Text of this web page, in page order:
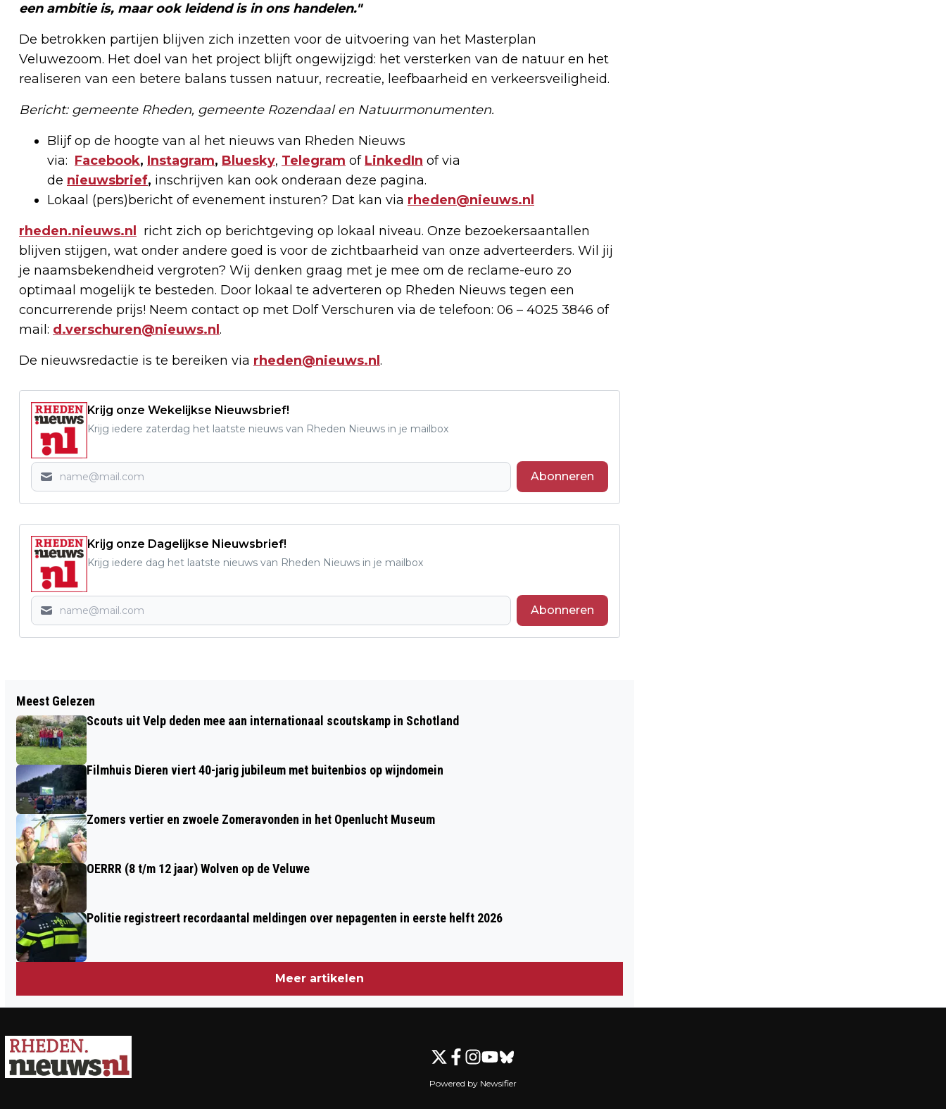
een ambitie is, maar ook leidend is in ons handelen."
De betrokken partijen blijven zich inzetten voor de uitvoering van het Masterplan
Veluwezoom. Het doel van het project blijft ongewijzigd: het versterken van de natuur en het
realiseren van een betere balans tussen natuur, recreatie, leefbaarheid en verkeersveiligheid.
Bericht: gemeente Rheden, gemeente Rozendaal en Natuurmonumenten.
Blijf op de hoogte van al het nieuws van Rheden Nieuws
via: Facebook, Instagram, Bluesky, Telegram of LinkedIn of via
de nieuwsbrief, inschrijven kan ook onderaan deze pagina.
Lokaal (pers)bericht of evenement insturen? Dat kan via rheden@nieuws.nl
rheden.nieuws.nl
richt zich op berichtgeving op lokaal niveau. Onze bezoekersaantallen
blijven stijgen, wat onder andere goed is voor de zichtbaarheid van onze adverteerders. Wil jij
je naamsbekendheid vergroten? Wij denken graag met je mee om de reclame-euro zo
optimaal mogelijk te besteden. Door lokaal te adverteren op Rheden Nieuws tegen een
concurrerende prijs! Neem contact op met Dolf Verschuren via de telefoon: 06 – 4025 3846 of
mail: d.verschuren@nieuws.nl .
De nieuwsredactie is te bereiken via rheden@nieuws.nl .
Krijg onze Wekelijkse Nieuwsbrief!
Krijg iedere zaterdag het laatste nieuws van Rheden Nieuws in je mailbox
Abonneren
Krijg onze Dagelijkse Nieuwsbrief!
Krijg iedere dag het laatste nieuws van Rheden Nieuws in je mailbox
Abonneren
MEER VRIJWILLIGERS WELKOM BIJ
KRINGLOOPWINKEL DORCAS IN VELP
HISTORISCHE BOMEN IN ROZENDAAL
Meest Gelezen
Scouts uit Velp deden mee aan internationaal scoutskamp in Schotland
Filmhuis Dieren viert 40-jarig jubileum met buitenbios op wijndomein
Zomers vertier en zwoele Zomeravonden in het Openlucht Museum
OERRR (8 t/m 12 jaar) Wolven op de Veluwe
Politie registreert recordaantal meldingen over nepagenten in eerste helft 2026
Meer artikelen
Powered by Newsifier